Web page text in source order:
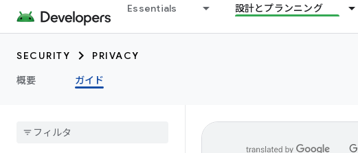
Essentials 設計とプランニング
SECURITY
PRIVACY
概要
ガイド